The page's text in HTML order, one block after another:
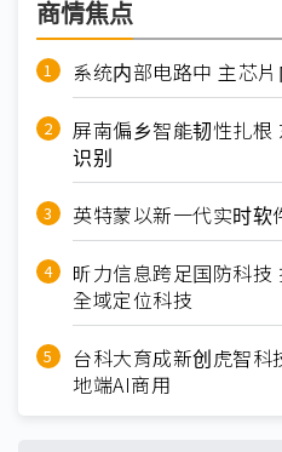
商情焦点
系统内部电路中 主芯
屏南偏乡智能韧性扎根
识别
英特蒙以新一代实时软
昕力信息跨足国防科
全域定位科技
台科大育成新创虎智科
地端AI商用